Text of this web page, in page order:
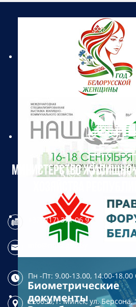
МИНИСТЕРСТВО
ХОЗЯЙСТВА
+375 (17) 371 06 97
info@mjkx.gov.by
Пн -Пт: 9.00-13.00, 14.00-18.00
220030, г. Минск, ул. Берсона,